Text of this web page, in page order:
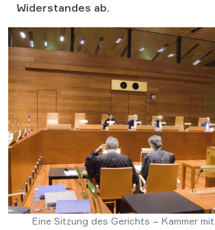
Widerstandes ab.
Eine Sitzung des Gerichts – Kammer